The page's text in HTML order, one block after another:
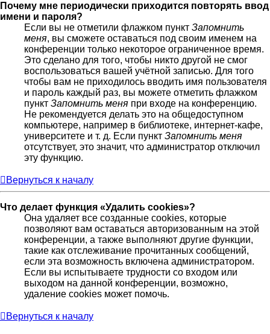
Почему мне периодически приходится повторять ввод
имени и пароля?
Если вы не отметили флажком пункт Запомнить
меня, вы сможете оставаться под своим именем на
конференции только некоторое ограниченное время.
Это сделано для того, чтобы никто другой не смог
воспользоваться вашей учётной записью. Для того
чтобы вам не приходилось вводить имя пользователя
и пароль каждый раз, вы можете отметить флажком
пункт Запомнить меня при входе на конференцию.
Не рекомендуется делать это на общедоступном
компьютере, например в библиотеке, интернет-кафе,
университете и т. д. Если пункт Запомнить меня
отсутствует, это значит, что администратор отключил
эту функцию.
Вернуться к началу
Что делает функция «Удалить cookies»?
Она удаляет все созданные cookies, которые
позволяют вам оставаться авторизованным на этой
конференции, а также выполняют другие функции,
такие как отслеживание прочитанных сообщений,
если эта возможность включена администратором.
Если вы испытываете трудности со входом или
выходом на данной конференции, возможно,
удаление cookies может помочь.
Вернуться к началу